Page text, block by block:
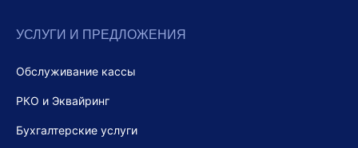
УСЛУГИ И ПРЕДЛОЖЕНИЯ
Обслуживание кассы
РКО и Эквайринг
Бухгалтерские услуги